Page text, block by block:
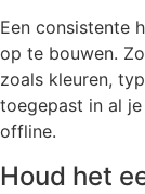
Een consistente
op te bouwen.
zoals kleuren,
toegepast in al
offline.
Houd het